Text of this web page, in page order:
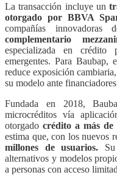
La transacción incluye un
otorgado por BBVA
compañías
complementario
especializada en crédito
emergentes. Para
reduce exposición
su modelo ante
Fundada en 2018,
microcréditos vía
otorgado crédito a más de
estima que, con los nuevos
millones de usuarios.
alternativos y modelos
a personas con acceso